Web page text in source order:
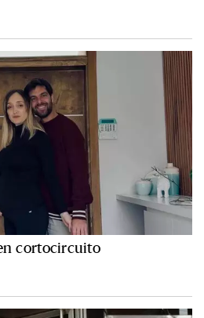
cortocircuito